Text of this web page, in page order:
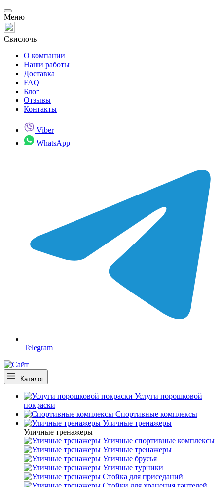
Меню
Свислочь
О компании
Наши работы
Доставка
FAQ
Блог
Отзывы
Контакты
Viber
WhatsApp
Telegram
Каталог
Услуги порошковой
покраски
Спортивные комплексы
Уличные тренажеры
Уличные тренажеры
Уличные спортивные комплексы
Уличные тренажеры
Уличные брусья
Уличные турники
Cтойка для приседаний
Стойки для хранения гантелей